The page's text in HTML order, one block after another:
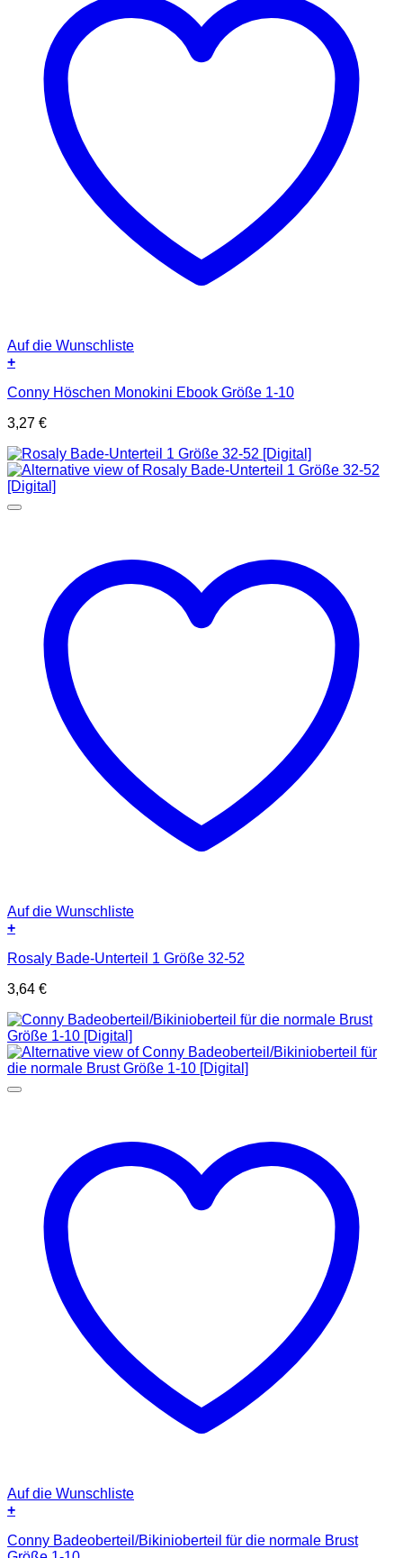
Auf die Wunschliste
+
Conny Höschen Monokini Ebook Größe 1-10
3,27 €
Auf die Wunschliste
+
Rosaly Bade-Unterteil 1 Größe 32-52
3,64 €
Auf die Wunschliste
+
Conny Badeoberteil/Bikinioberteil für die normale Brust